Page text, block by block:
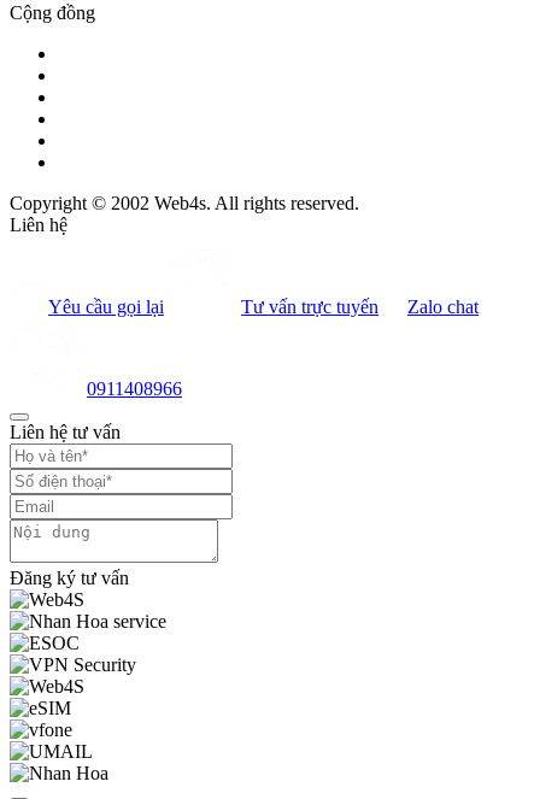
Cộng đồng
Copyright © 2002 Web4s. All rights reserved.
Liên hệ
Yêu cầu gọi lại Tư vấn trực tuyến Zalo chat
0911408966
Liên hệ tư vấn
Đăng ký tư vấn